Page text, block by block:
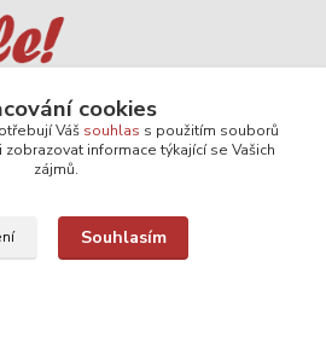
cookies
Váš souhlas s použitím souborů
informace týkající se Vašich
zájmů.
Souhlasím